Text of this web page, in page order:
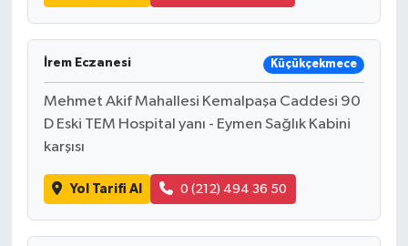
İrem Eczanesi Küçükçekmece
Mehmet Akif Mahallesi Kemalpaşa Caddesi 90
D Eski TEM Hospital yanı - Eymen Sağlık Kabini
karşısı
Yol Tarifi Al 0 (212) 494 36 50